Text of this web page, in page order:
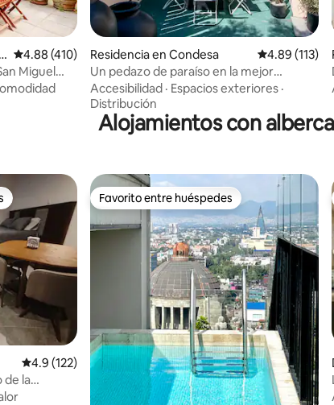
Calificación promedio: 4.88 de 5; 410 evaluaciones
4.88 (410)
Miguel
Residencia en Condesa Calificación
4.89 (113)
Un pedazo de paraíso en la mejor
ubicación de Condesa.
Accesibilidad · Espacios exteriores ·
Distribución
Alojamientos con
huéspedes
Calificación promedio: 4.9 de 5; 122 evaluaciones
4.9 (122)
de la
Favorito entre huéspedes
Favorito entre huéspedes